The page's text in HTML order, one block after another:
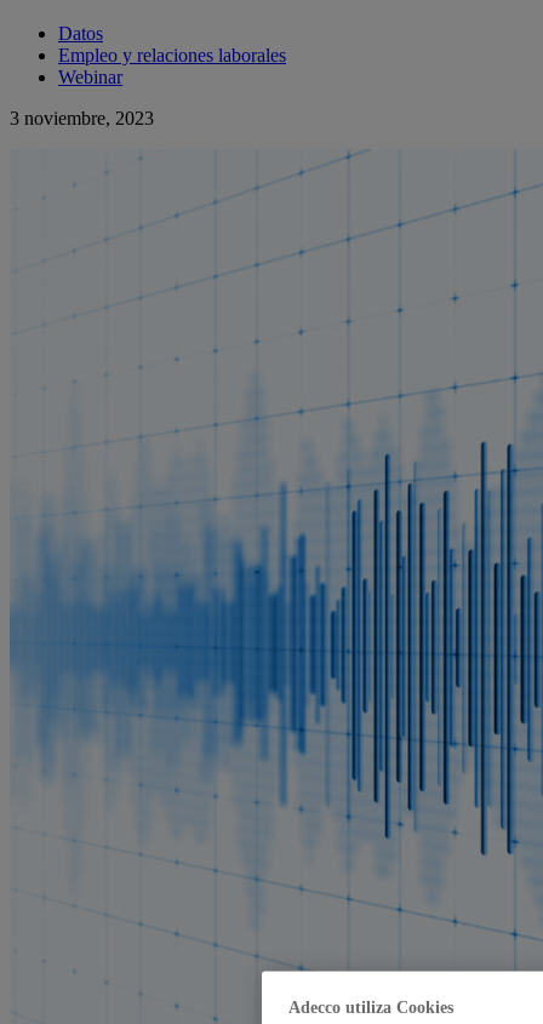
Datos
Empleo y relaciones laborales
Webinar
3 noviembre, 2023
Adecco utiliza Cookies